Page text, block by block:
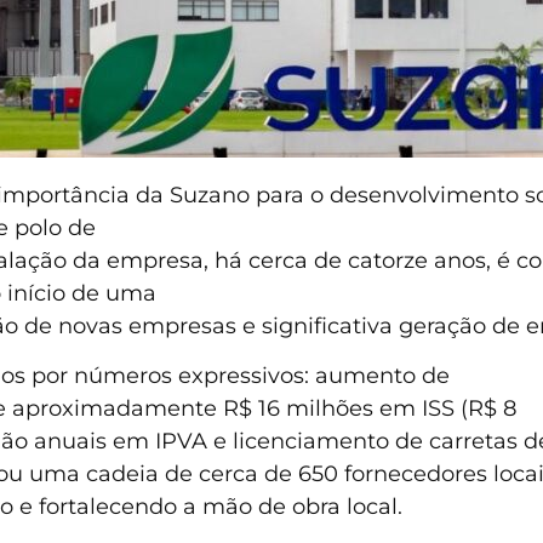
da Suzano para o desenvolvimento
polo de
da empresa, há cerca de catorze anos, é
de uma
de novas empresas e significativa geração de
por números expressivos: aumento de
aproximadamente R$ 16 milhões em ISS (R$ 8
anuais em IPVA e licenciamento de carretas
uma cadeia de cerca de 650 fornecedores
e fortalecendo a mão de obra local.